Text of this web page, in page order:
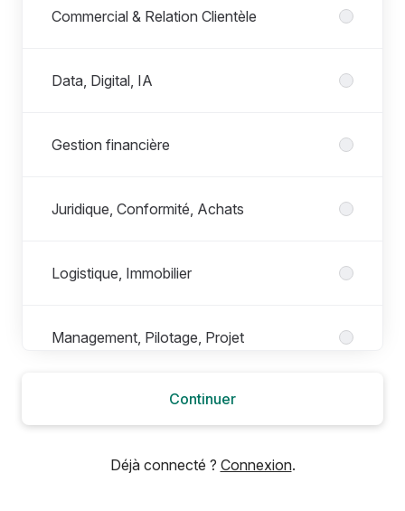
Commercial & Relation Clientèle
Data, Digital, IA
Gestion financière
Juridique, Conformité, Achats
Logistique, Immobilier
Management, Pilotage, Projet
Marketing, Communication
Ressources Humaines
Continuer
Déjà connecté ? Connexion.